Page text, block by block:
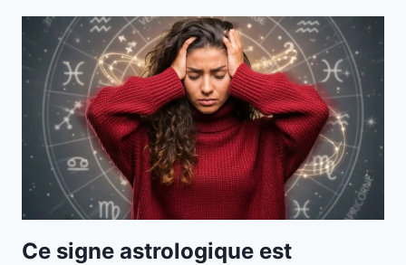
Ce signe astrologique est